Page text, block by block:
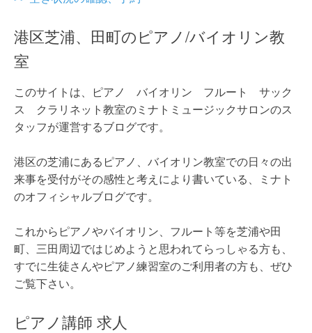
港区芝浦、田町のピアノ/バイオリン教
室
このサイトは、ピアノ バイオリン フルート サック
ス クラリネット教室のミナトミュージックサロンのス
タッフが運営するブログです。
港区の芝浦にあるピアノ、バイオリン教室での日々の出
来事を受付がその感性と考えにより書いている、ミナト
のオフィシャルブログです。
これからピアノやバイオリン、フルート等を芝浦や田
町、三田周辺ではじめようと思われてらっしゃる方も、
すでに生徒さんやピアノ練習室のご利用者の方も、ぜひ
ご覧下さい。
ピアノ講師 求人